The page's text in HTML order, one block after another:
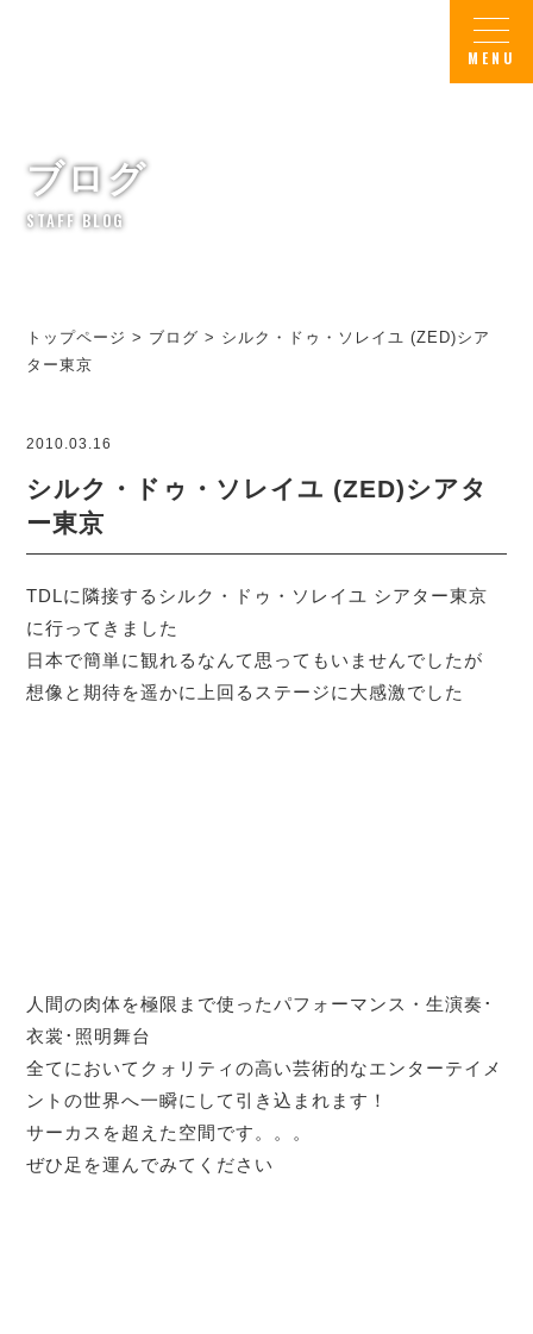
ブログ
STAFF BLOG
トップページ > ブログ > シルク・ドゥ・ソレイユ (ZED)シア
ター東京
2010.03.16
シルク・ドゥ・ソレイユ (ZED)シアタ
ー東京
TDLに隣接するシルク・ドゥ・ソレイユ シアター東京
に行ってきました
日本で簡単に観れるなんて思ってもいませんでしたが
想像と期待を遥かに上回るステージに大感激でした
人間の肉体を極限まで使ったパフォーマンス・生演奏･
衣裳･照明舞台
全てにおいてクォリティの高い芸術的なエンターテイメ
ントの世界へ一瞬にして引き込まれます！
サーカスを超えた空間です。。。
ぜひ足を運んでみてください